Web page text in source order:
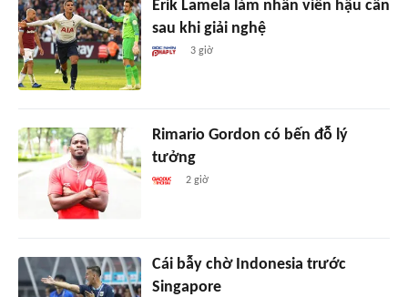
Erik Lamela làm nhân viên hậu cần
sau khi giải nghệ
3 giờ
Rimario Gordon có bến đỗ lý
tưởng
2 giờ
Cái bẫy chờ Indonesia trước
Singapore